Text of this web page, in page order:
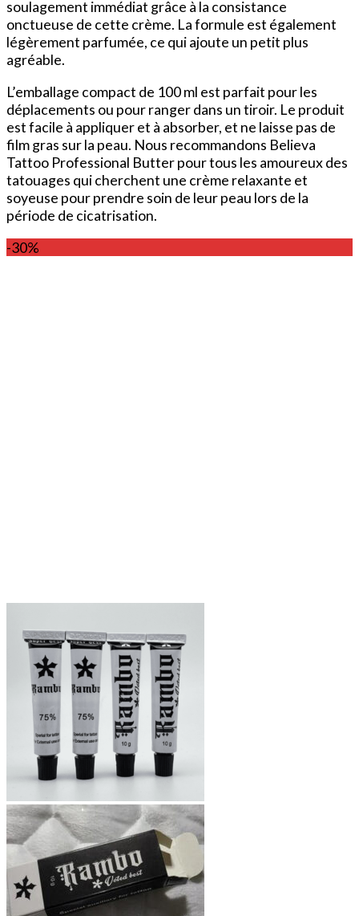
soulagement immédiat grâce à la consistance
onctueuse de cette crème. La formule est également
légèrement parfumée, ce qui ajoute un petit plus
agréable.
L’emballage compact de 100 ml est parfait pour les
déplacements ou pour ranger dans un tiroir. Le produit
est facile à appliquer et à absorber, et ne laisse pas de
film gras sur la peau. Nous recommandons Believa
Tattoo Professional Butter pour tous les amoureux des
tatouages qui cherchent une crème relaxante et
soyeuse pour prendre soin de leur peau lors de la
période de cicatrisation.
-30%